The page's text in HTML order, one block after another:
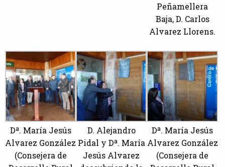
Peñamellera
Baja, D. Carlos
Alvarez Llorens.
Dª. María Jesús
Alvarez González
(Consejera de
D. Alejandro
Pidal y Dª. María
Jesús Alvarez
Dª. María Jesús
Alvarez González
(Consejera de